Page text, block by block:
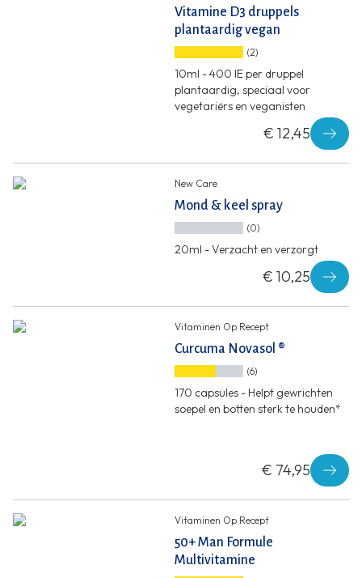
Vitamine D3 druppels
plantaardig vegan
(2)
10ml - 400 IE per druppel
plantaardig, speciaal voor
vegetariërs en veganisten
€ 12,45
New Care
Mond & keel spray
(0)
20ml - Verzacht en verzorgt
€ 10,25
Vitaminen Op Recept
Curcuma Novasol ®
(6)
170 capsules - Helpt gewrichten
soepel en botten sterk te houden*
€ 74,95
Vitaminen Op Recept
50+ Man Formule
Multivitamine